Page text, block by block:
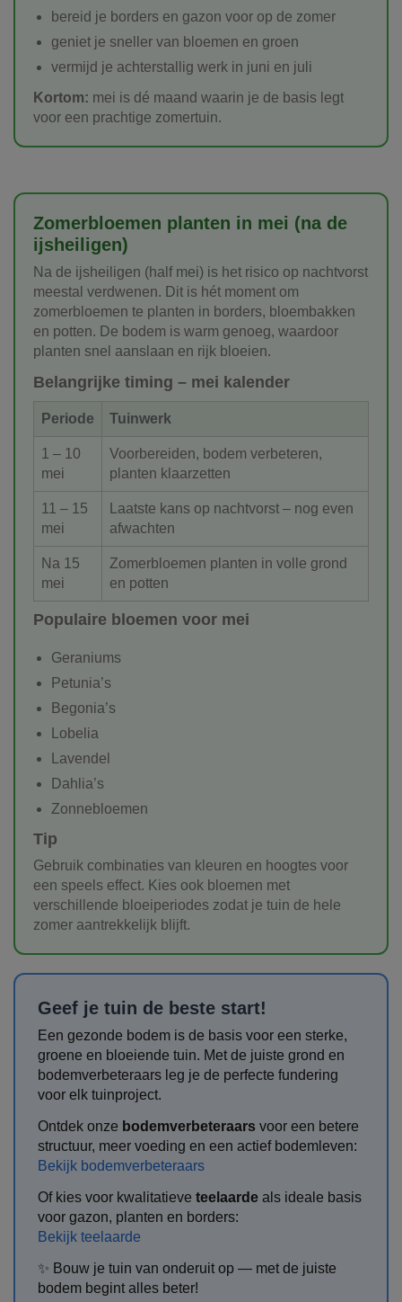
bereid je borders en gazon voor op de zomer
geniet je sneller van bloemen en groen
vermijd je achterstallig werk in juni en juli
Kortom: mei is dé maand waarin je de basis legt
voor een prachtige zomertuin.
Zomerbloemen planten in mei (na de
ijsheiligen)
Na de ijsheiligen (half mei) is het risico op nachtvorst
meestal verdwenen. Dit is hét moment om
zomerbloemen te planten in borders, bloembakken
en potten. De bodem is warm genoeg, waardoor
planten snel aanslaan en rijk bloeien.
Belangrijke timing – mei kalender
Periode Tuinwerk
1 – 10
mei
Voorbereiden, bodem verbeteren,
planten klaarzetten
11 – 15
mei
Laatste kans op nachtvorst – nog even
afwachten
Na 15
mei
Zomerbloemen planten in volle grond
en potten
Populaire bloemen voor mei
Geraniums
Petunia’s
Begonia’s
Lobelia
Lavendel
Dahlia’s
Zonnebloemen
Tip
Gebruik combinaties van kleuren en hoogtes voor
een speels effect. Kies ook bloemen met
verschillende bloeiperiodes zodat je tuin de hele
zomer aantrekkelijk blijft.
Geef je tuin de beste start!
Een gezonde bodem is de basis voor een sterke,
groene en bloeiende tuin. Met de juiste grond en
bodemverbeteraars leg je de perfecte fundering
voor elk tuinproject.
Ontdek onze bodemverbeteraars voor een betere
structuur, meer voeding en een actief bodemleven:
Bekijk bodemverbeteraars
Of kies voor kwalitatieve teelaarde als ideale basis
voor gazon, planten en borders:
Bekijk teelaarde
✨ Bouw je tuin van onderuit op — met de juiste
bodem begint alles beter!